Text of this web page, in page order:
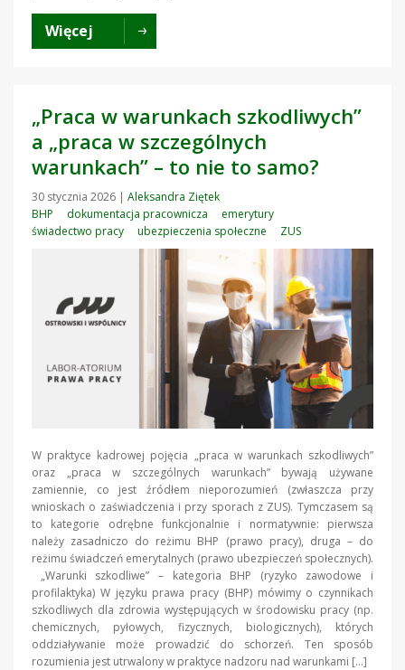
Więcej
„Praca w warunkach szkodliwych”
a „praca w szczególnych
warunkach” – to nie to samo?
30 stycznia 2026 | Aleksandra Ziętek
BHP
dokumentacja pracownicza
emerytury
świadectwo pracy
ubezpieczenia społeczne ZUS
W praktyce kadrowej pojęcia „praca w warunkach szkodliwych”
oraz „praca w szczególnych warunkach” bywają używane
zamiennie, co jest źródłem nieporozumień (zwłaszcza przy
wnioskach o zaświadczenia i przy sporach z ZUS). Tymczasem są
to kategorie odrębne funkcjonalnie i normatywnie: pierwsza
należy zasadniczo do reżimu BHP (prawo pracy), druga – do
reżimu świadczeń emerytalnych (prawo ubezpieczeń społecznych).
„Warunki szkodliwe” – kategoria BHP (ryzyko zawodowe i
profilaktyka) W języku prawa pracy (BHP) mówimy o czynnikach
szkodliwych dla zdrowia występujących w środowisku pracy (np.
chemicznych, pyłowych, fizycznych, biologicznych), których
oddziaływanie może prowadzić do schorzeń. Ten sposób
rozumienia jest utrwalony w praktyce nadzoru nad warunkami […]